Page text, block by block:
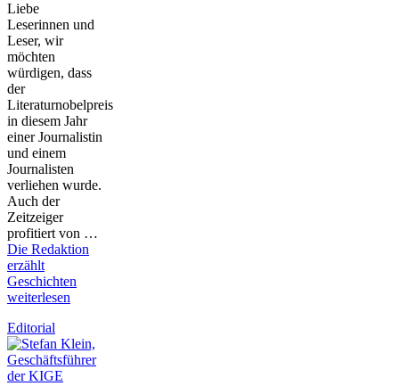
Liebe
Leserinnen und
Leser, wir
möchten
würdigen, dass
der
Literaturnobelpreis
in diesem Jahr
einer Journalistin
und einem
Journalisten
verliehen wurde.
Auch der
Zeitzeiger
profitiert von …
Die Redaktion
erzählt
Geschichten
weiterlesen
Editorial